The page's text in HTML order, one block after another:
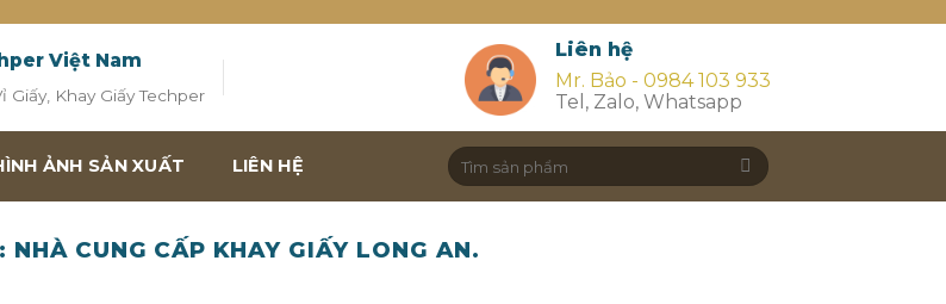
Việt Nam
Khay Giấy Techper
Liên hệ
Mr. Bảo - 0984 103 933
Tel, Zalo, Whatsapp
ẢNH SẢN XUẤT LIÊN HỆ
Search
for:
NHÀ CUNG CẤP KHAY GIẤY LONG AN.